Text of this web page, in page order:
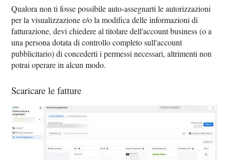
Qualora non ti fosse possibile auto-assegnarti le autorizzazioni
per la visualizzazione e/o la modifica delle informazioni di
fatturazione, devi chiedere al titolare dell'account business (o a
una persona dotata di controllo completo sull'account
pubblicitario) di concederti i permessi necessari, altrimenti non
potrai operare in alcun modo.
Scaricare le fatture